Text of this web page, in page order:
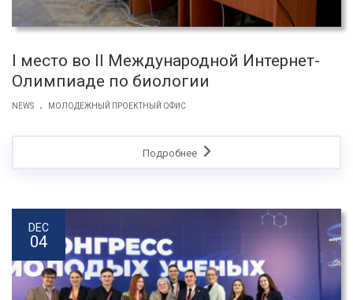
I место во II Международной Интернет-
Олимпиаде по биологии
NEWS . МОЛОДЕЖНЫЙ ПРОЕКТНЫЙ ОФИС
Подробнее
DEC
04